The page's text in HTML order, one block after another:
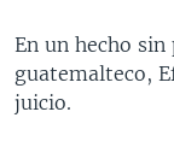
FORO [RADIO]
DEPORTIVO
En un hecho
guatemalteco,
juicio.